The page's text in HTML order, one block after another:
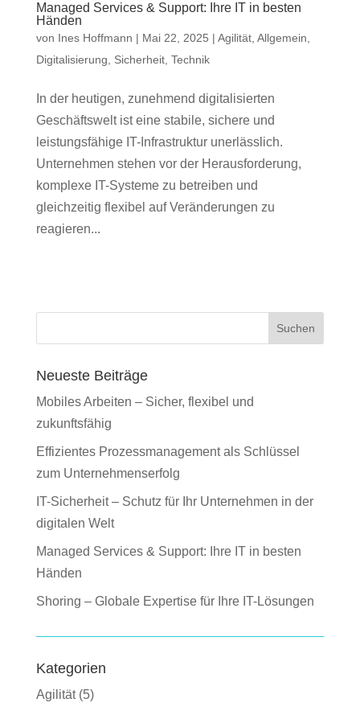
Managed Services & Support: Ihre IT in besten
Händen
von Ines Hoffmann | Mai 22, 2025 | Agilität, Allgemein,
Digitalisierung, Sicherheit, Technik
In der heutigen, zunehmend digitalisierten
Geschäftswelt ist eine stabile, sichere und
leistungsfähige IT-Infrastruktur unerlässlich.
Unternehmen stehen vor der Herausforderung,
komplexe IT-Systeme zu betreiben und
gleichzeitig flexibel auf Veränderungen zu
reagieren...
Suchen
Neueste Beiträge
Mobiles Arbeiten – Sicher, flexibel und
zukunftsfähig
Effizientes Prozessmanagement als Schlüssel
zum Unternehmenserfolg
IT-Sicherheit – Schutz für Ihr Unternehmen in der
digitalen Welt
Managed Services & Support: Ihre IT in besten
Händen
Shoring – Globale Expertise für Ihre IT-Lösungen
Kategorien
Agilität(5)